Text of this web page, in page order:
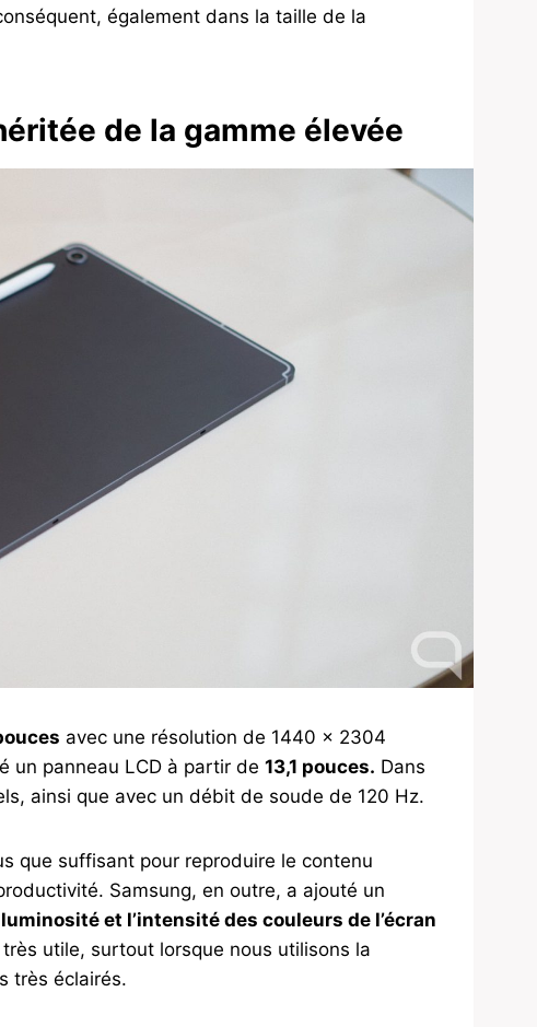
également dans la taille de la
de la gamme élevée
avec une résolution de 1440 x 2304
un panneau LCD à partir de 13,1 pouces. Dans
ainsi que avec un débit de soude de 120 Hz.
que suffisant pour reproduire le contenu
Samsung, en outre, a ajouté un
et l’intensité des couleurs de l’écran
utile, surtout lorsque nous utilisons la
très éclairés.